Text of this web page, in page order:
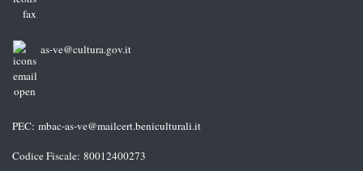
as-ve@cultura.gov.it
PEC: mbac-as-ve@mailcert.beniculturali.it
Codice Fiscale: 80012400273